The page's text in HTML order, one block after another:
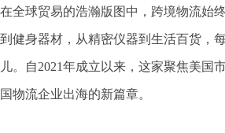
在全球贸易的浩瀚版图中，跨境物流始
到健身器材，从精密仪器到生活百货，
儿。自2021年成立以来，这家聚焦美
国物流企业出海的新篇章。